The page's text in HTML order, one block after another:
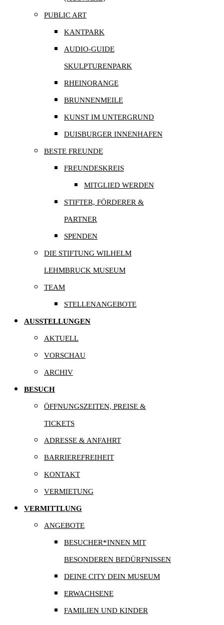
PUBLIC ART
KANTPARK
AUDIO-GUIDE
SKULPTURENPARK
RHEINORANGE
BRUNNENMEILE
KUNST IM UNTERGRUND
DUISBURGER INNENHAFEN
BESTE FREUNDE
FREUNDESKREIS
MITGLIED WERDEN
STIFTER, FÖRDERER &
PARTNER
SPENDEN
DIE STIFTUNG WILHELM
LEHMBRUCK MUSEUM
TEAM
STELLENANGEBOTE
AUSSTELLUNGEN
AKTUELL
VORSCHAU
ARCHIV
BESUCH
ÖFFNUNGSZEITEN, PREISE &
TICKETS
ADRESSE & ANFAHRT
BARRIEREFREIHEIT
KONTAKT
VERMIETUNG
VERMITTLUNG
ANGEBOTE
BESUCHER*INNEN MIT
BESONDEREN BEDÜRFNISSEN
DEINE CITY DEIN MUSEUM
ERWACHSENE
FAMILIEN UND KINDER